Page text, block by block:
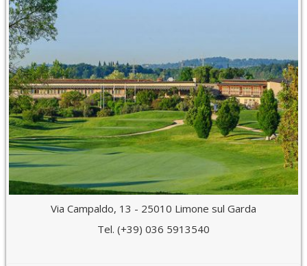
Via Campaldo, 13 - 25010 Limone sul Garda
Tel. (+39) 036 5913540